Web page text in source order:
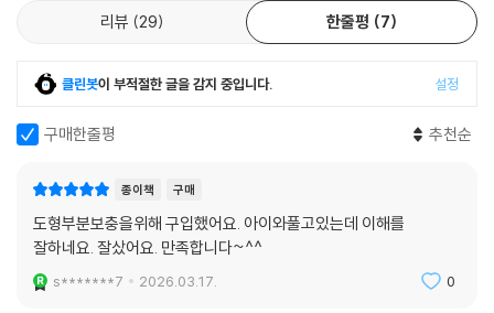
리뷰 29 한줄평 7
클린봇이 부적절한 글을 감지 중입니다. 설정
구매한줄평 추천순
종이책 구매
도형부분보충을위해 구입했어요. 아이와풀고있는데 이해를
잘하네요. 잘샀어요. 만족합니다~^^
s*******7 2026.03.17. 0